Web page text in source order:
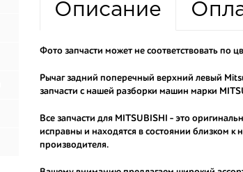
Описание
Фото запчасти может не соответствовать по
Рычаг задний поперечный верхний левый
запчасти с нашей разборки машин марки
Все запчасти для MITSUBISHI - это
исправны и находятся в состоянии близком
производителя.